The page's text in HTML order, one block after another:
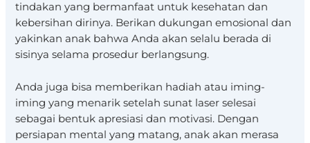
tindakan yang bermanfaat untuk kesehatan dan
kebersihan dirinya. Berikan dukungan emosional dan
yakinkan anak bahwa Anda akan selalu berada di
sisinya selama prosedur berlangsung.
Anda juga bisa memberikan hadiah atau iming-
iming yang menarik setelah sunat laser selesai
sebagai bentuk apresiasi dan motivasi. Dengan
persiapan mental yang matang, anak akan merasa